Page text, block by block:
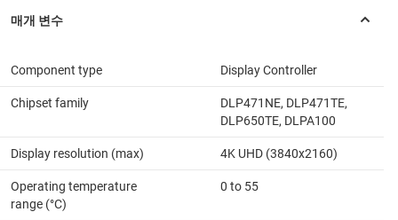
Component type Display Controller
Chipset family
DLP471NE, DLP471TE,
DLP650TE, DLPA100
Display resolution (max) 4K UHD (3840x2160)
Operating temperature
range (°C)
0 to 55